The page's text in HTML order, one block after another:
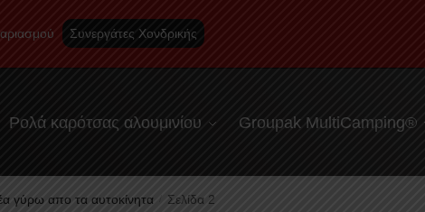
Συνεργάτες Χονδρικής
Ρολά καρότσας αλουμινίου Groupak MultiCamping®
γύρω απο τα αυτοκίνητα Σελίδα 2